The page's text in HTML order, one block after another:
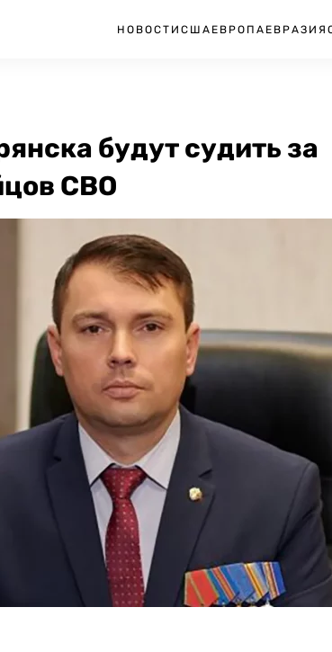
НОВОСТИ США ЕВРОПА ЕВРАЗИЯ
будут судить за
СВО